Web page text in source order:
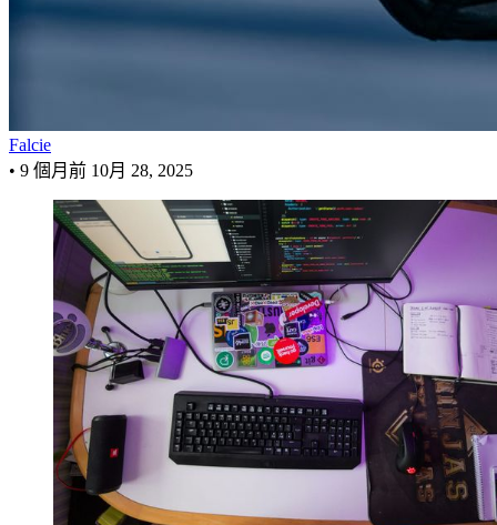
Falcie
• 9 個月前 10月 28, 2025